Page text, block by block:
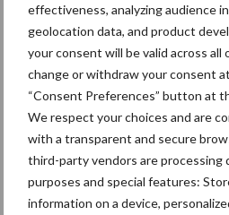
effectiveness, analyzing audience
geolocation data, and product
your consent will be valid across all
change or withdraw your consent
“Consent Preferences” button at
We respect your choices and are
with a transparent and secure
third-party vendors are processing
purposes and special features:
information on a device,
22 dec
Overijssel:
keuzes
Toon